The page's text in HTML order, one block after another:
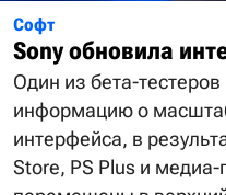
Софт
Sony обновила
Один из бета-тестеров
информацию о
интерфейса, в
Store, PS Plus и